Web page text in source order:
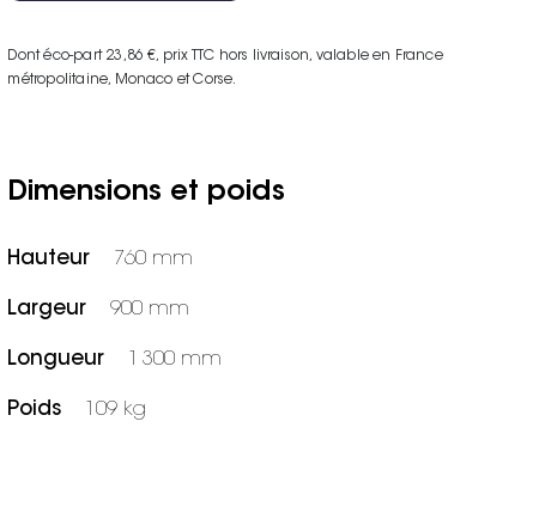
Dont éco-part 23,86 €, prix TTC hors livraison, valable en France
métropolitaine, Monaco et Corse.
Dimensions et poids
Hauteur 760 mm
Largeur 900 mm
Longueur 1 300 mm
Poids 109 kg